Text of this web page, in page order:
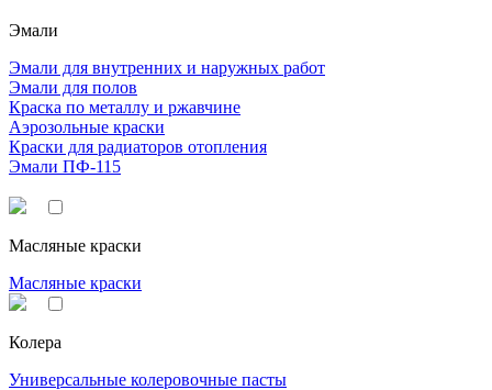
Эмали
Эмали для внутренних и наружных работ
Эмали для полов
Краска по металлу и ржавчине
Аэрозольные краски
Краски для радиаторов отопления
Эмали ПФ-115
Масляные краски
Масляные краски
Колера
Универсальные колеровочные пасты